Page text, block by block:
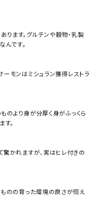
ります。グルテンや穀物・乳製
んです。
モンはミシュラン獲得レストラ
のより身が分厚く身がふっくら
。
かれますが、実はヒレ付きの
のの育った環境の良さが伺え